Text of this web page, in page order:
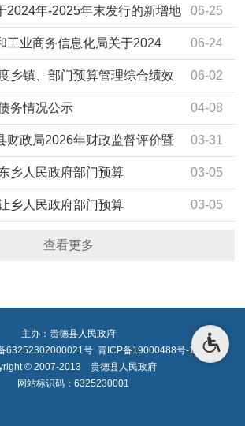
券情况的公示 06-25
2024年-2025年末发行的新增地
况的公示 06-24
工业商务信息化局关于2024
新增地方政府一般债券情况的公示06-02
乡镇、部门预算管理综合绩效
04-08
务情况公示
03-31
财政局2026年财政监督评价暨
和腐败问题集中整治专项检查方案》的
03-05
乡人民政府部门预算
03-05
乡人民政府部门预算
查看更多
主办：贵德县人民政府
63252302000021号 青ICP备19000488号-1
© 2007-2013 贵德县人民政府
网站标识码：6325230001